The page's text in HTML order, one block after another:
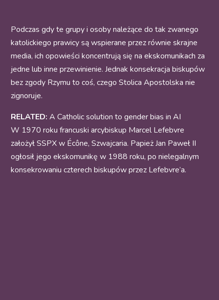
Podczas gdy te grupy i osoby należące do tak zwanego
katolickiego prawicy są wspierane przez równie skrajne
media, ich opowieści koncentrują się na ekskomunikach za
jedne lub inne przewinienie. Jednak konsekracja biskupów
bez zgody Rzymu to coś, czego Stolica Apostolska nie
zignoruje.
RELATED: A Catholic solution to gender bias in AI
W 1970 roku francuski arcybiskup Marcel Lefebvre
założył SSPX w Écône, Szwajcaria. Papież Jan Paweł II
ogłosił jego ekskomunikę w 1988 roku, po nielegalnym
konsekrowaniu czterech biskupów przez Lefebvre’a.